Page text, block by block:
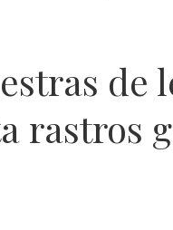
de
rastros